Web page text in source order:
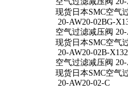
现货日本SMC空气
20-AW20-02BG-
空气过滤减压阀
现货日本SMC空气
20-AW20-02B-X132
空气过滤减压阀
现货日本SMC空气
20-AW20-02-C